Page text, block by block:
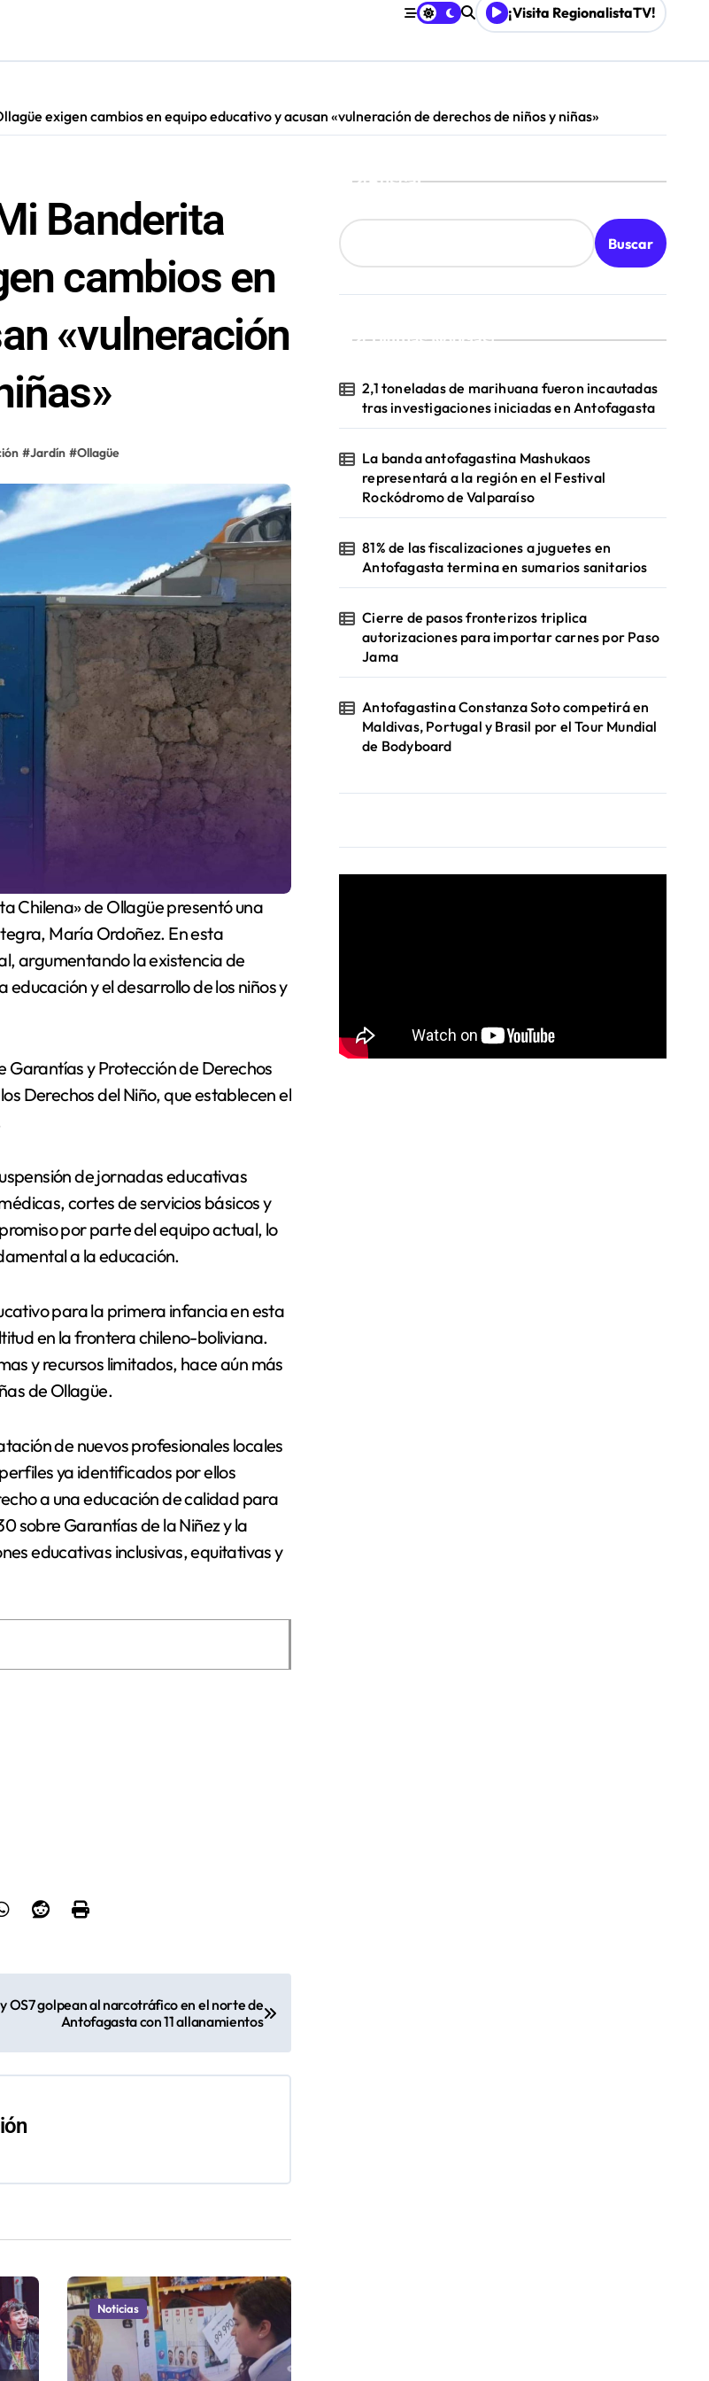
¡Visita RegionalistaTV!
exigen cambios en equipo educativo y acusan «vulneración de derechos de niños y niñas»
Banderita
cambios en
«vulneración
#Jardín #Ollagüe
María Ordoñez. En esta
argumentando la existencia de
y el desarrollo de los niños y
Garantías y Protección de Derechos
Derechos del Niño, que establecen el
de jornadas educativas
cortes de servicios básicos y
por parte del equipo actual, lo
a la educación.
para la primera infancia en esta
en la frontera chileno-boliviana.
y recursos limitados, hace aún más
de Ollagüe.
de nuevos profesionales locales
ya identificados por ellos
a una educación de calidad para
sobre Garantías de la Niñez y la
educativas inclusivas, equitativas y
OS7 golpean al narcotráfico en el norte de
Antofagasta con 11 allanamientos
Noticias
Buscar
Buscar
¡Ultimas Noticias!
2,1 toneladas de marihuana fueron incautadas
tras investigaciones iniciadas en Antofagasta
La banda antofagastina Mashukaos
representará a la región en el Festival
Rockódromo de Valparaíso
81% de las fiscalizaciones a juguetes en
Antofagasta termina en sumarios sanitarios
Cierre de pasos fronterizos triplica
autorizaciones para importar carnes por Paso
Jama
Antofagastina Constanza Soto competirá en
Maldivas, Portugal y Brasil por el Tour Mundial
de Bodyboard